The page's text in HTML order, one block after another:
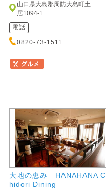
山口県大島郡周防大島町土
居1094-1
電話
0820-73-1511
大地の恵み HANAHANA C
hidori Dining